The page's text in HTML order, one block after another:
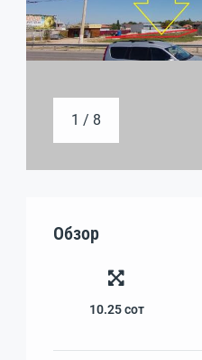
1 / 8
Обзор
10.25 сот